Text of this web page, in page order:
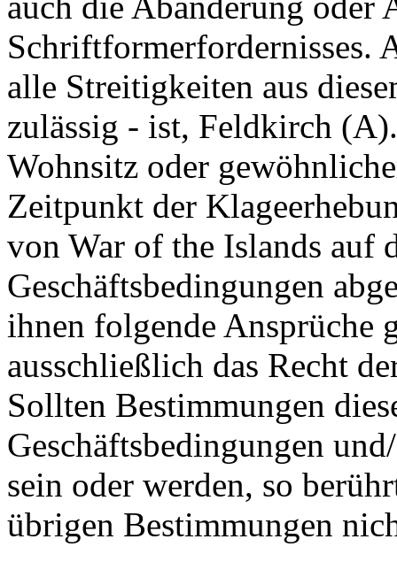
Schriftformerfordernisses.
alle Streitigkeiten aus
zulässig - ist, Feldkirch
Wohnsitz oder
Zeitpunkt der
von War of the Islands auf
Geschäftsbedingungen
ihnen folgende Ansprüche
ausschließlich das Recht
Sollten Bestimmungen
Geschäftsbedingungen
sein oder werden, so
übrigen Bestimmungen